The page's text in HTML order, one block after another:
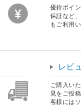
優待ポイ
保証など
もご利用
レビ
ご購入い
見をご投
客様には